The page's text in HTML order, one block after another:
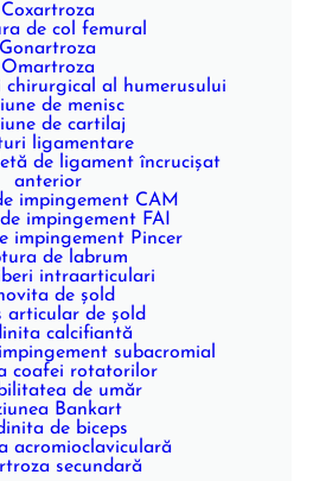
Coxartroza
de col femural
Gonartroza
Omartroza
chirurgical al humerusului
de menisc
de cartilaj
ligamentare
de ligament încrucişat
anterior
impingement CAM
impingement FAI
impingement Pincer
de labrum
intraarticulari
de şold
articular de şold
calcifiantă
subacromial
coafei rotatorilor
de umăr
Bankart
de biceps
acromioclaviculară
secundară